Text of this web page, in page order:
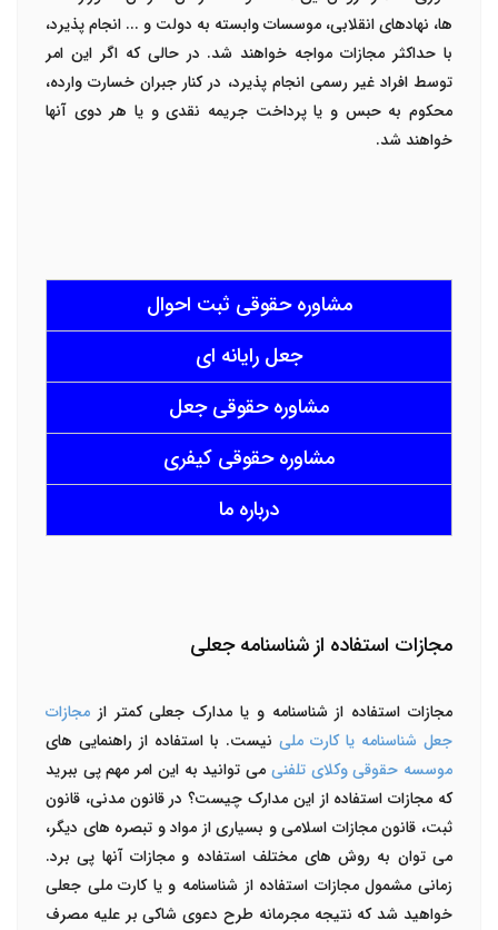
ها، نهادهای انقلابی، موسسات وابسته به دولت و ... انجام پذیرد،
با حداکثر مجازات مواجه خواهند شد. در حالی که اگر این امر
توسط افراد غیر رسمی انجام پذیرد، در کنار جبران خسارت وارده،
محکوم به حبس و یا پرداخت جریمه نقدی و یا هر دوی آنها
خواهند شد.
مشاوره حقوقی ثبت احوال
جعل رایانه ای
مشاوره حقوقی جعل
مشاوره حقوقی کیفری
درباره ما
مجازات استفاده از شناسنامه جعلی
مجازات استفاده از شناسنامه و یا مدارک جعلی کمتر از مجازات
جعل شناسنامه یا کارت ملی نیست. با استفاده از راهنمایی های
موسسه حقوقی وکلای تلفنی می توانید به این امر مهم پی ببرید
که مجازات استفاده از این مدارک چیست؟ در قانون مدنی، قانون
ثبت، قانون مجازات اسلامی و بسیاری از مواد و تبصره‌ های دیگر،
می توان به روش های مختلف استفاده و مجازات آنها پی برد.
زمانی مشمول مجازات استفاده از شناسنامه و یا کارت ملی جعلی
خواهید شد که نتیجه مجرمانه طرح دعوی شاکی بر علیه مصرف